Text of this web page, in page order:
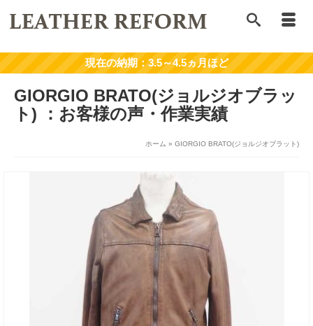
GIORGIO BRATO(ジョルジオブラッ
ト)
ホーム » GIORGIO BRATO(ジョルジオブラット)